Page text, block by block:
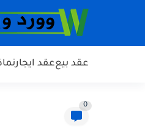
عقد بيععقد ايجار
0